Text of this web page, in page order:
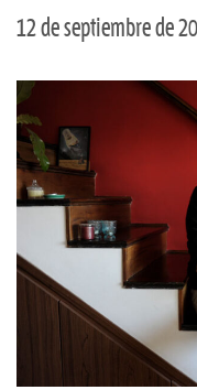
12 de septiembre de